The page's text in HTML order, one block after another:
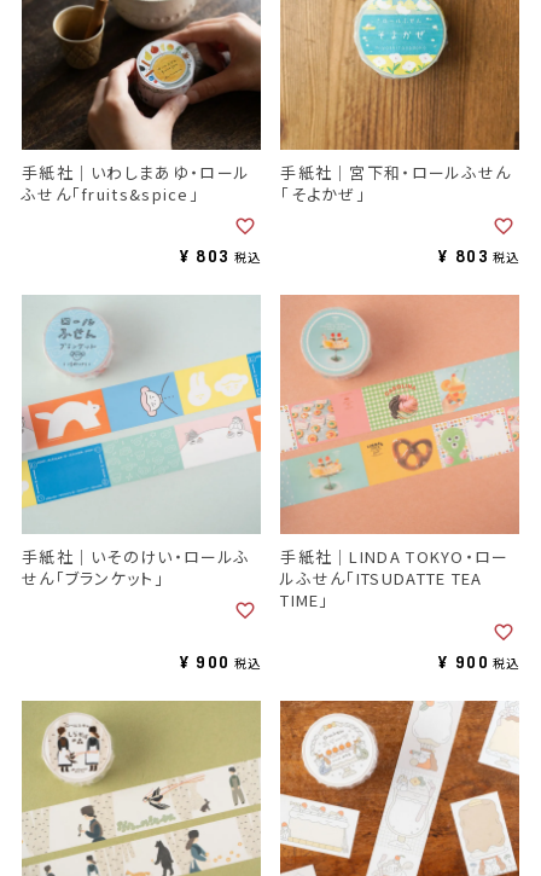
手紙社｜いわしまあゆ・ロール
ふせん「fruits&spice」
¥ 803 税込
手紙社｜宮下和・ロールふせん
「そよかぜ」
¥ 803 税込
手紙社｜いそのけい・ロールふ
せん「ブランケット」
¥ 900 税込
手紙社｜LINDA TOKYO・ロー
ルふせん「ITSUDATTE TEA
TIME」
¥ 900 税込